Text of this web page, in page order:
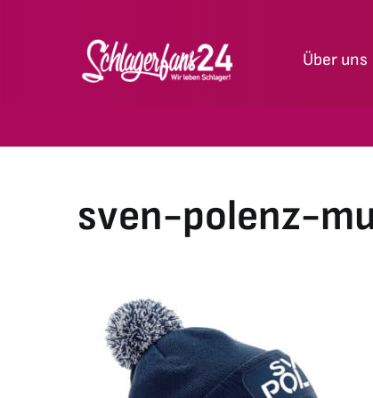
Über uns
sven-polenz-